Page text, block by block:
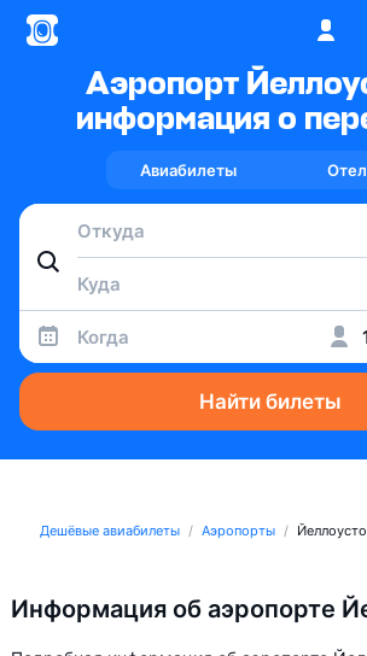
Аэропорт
информация о
Авиабилеты
Когда
Найти билеты
Дешёвые авиабилеты Аэропорты
Информация об аэропорте